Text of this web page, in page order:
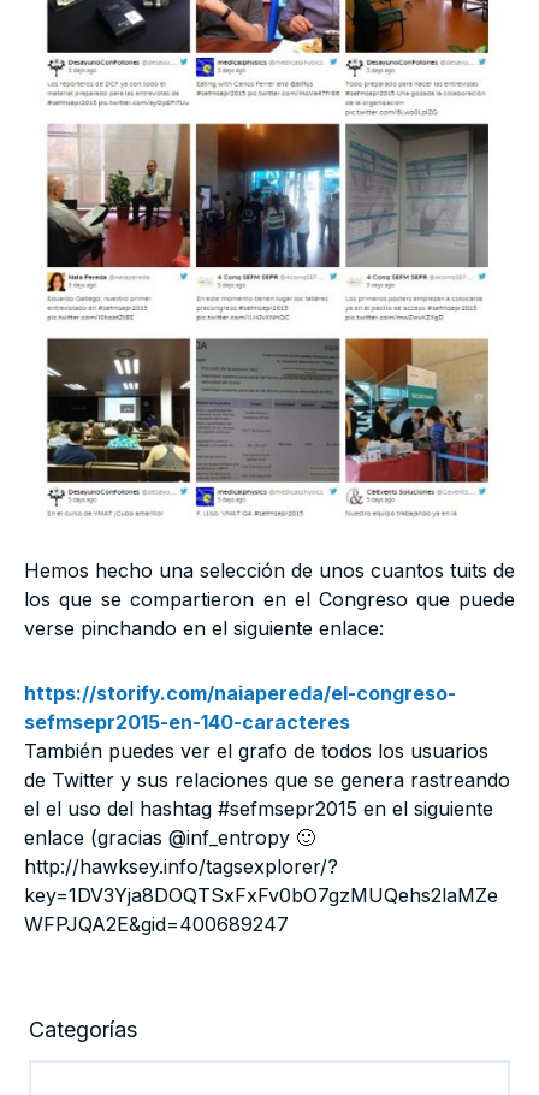
Categorías
Hemos hecho una selección de unos cuantos tuits de
los que se compartieron en el Congreso que puede
verse pinchando en el siguiente enlace:
https://storify.com/naiapereda/el-congreso-
sefmsepr2015-en-140-caracteres
También puedes ver el grafo de todos los usuarios
de Twitter y sus relaciones que se genera rastreando
el el uso del hashtag #sefmsepr2015 en el siguiente
enlace (gracias @inf_entropy 🙂
http://hawksey.info/tagsexplorer/?
key=1DV3Yja8DOQTSxFxFv0bO7gzMUQehs2laMZe
WFPJQA2E&gid=400689247